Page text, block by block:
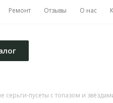
Ремонт Отзывы О нас
серьги-пусеты с топазом и